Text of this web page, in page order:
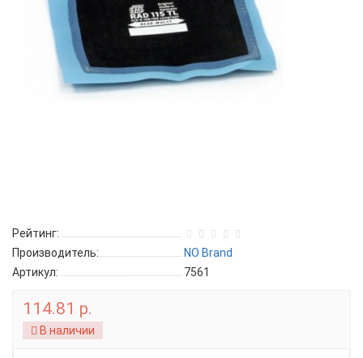
Рейтинг:
Производитель:
NO Brand
Артикул:
7561
114.81 р.
В наличии